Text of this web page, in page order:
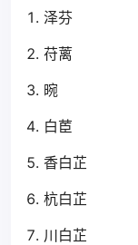
泽芬
苻蓠
晼
白茞
香白芷
杭白芷
川白芷